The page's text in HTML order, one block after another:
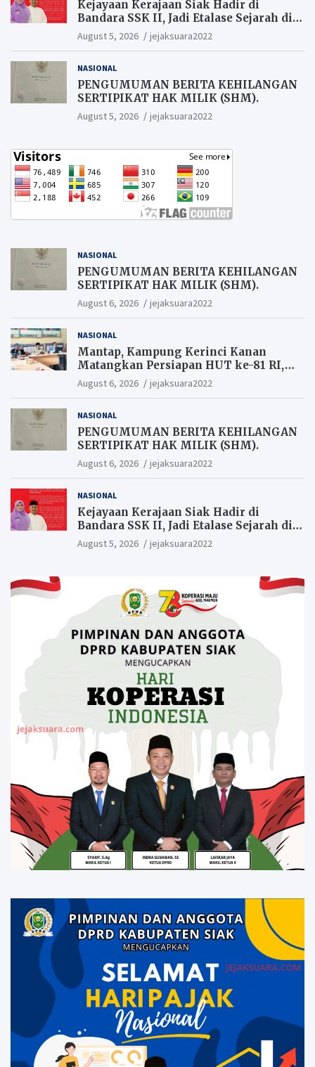
Kejayaan Kerajaan Siak Hadir di
Bandara SSK II, Jadi Etalase Sejarah di
Gerbang Riau
August 5, 2026 jejaksuara2022
NASIONAL
PENGUMUMAN BERITA KEHILANGAN
SERTIPIKAT HAK MILIK (SHM).
August 5, 2026 jejaksuara2022
NASIONAL
PENGUMUMAN BERITA KEHILANGAN
SERTIPIKAT HAK MILIK (SHM).
August 6, 2026 jejaksuara2022
NASIONAL
Mantap, Kampung Kerinci Kanan
Matangkan Persiapan HUT ke-81 RI,
Warga yang ikut Upacara
Berkesempatan Raih Hadiah
August 6, 2026 jejaksuara2022
NASIONAL
PENGUMUMAN BERITA KEHILANGAN
SERTIPIKAT HAK MILIK (SHM).
August 6, 2026 jejaksuara2022
NASIONAL
Kejayaan Kerajaan Siak Hadir di
Bandara SSK II, Jadi Etalase Sejarah di
Gerbang Riau
August 5, 2026 jejaksuara2022